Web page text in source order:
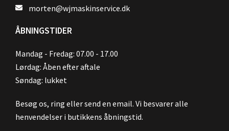
morten@wjmaskinservice.dk
ÅBNINGSTIDER
Mandag - Fredag: 07.00 - 17.00
Lørdag: Åben efter aftale
Søndag: lukket
Besøg os, ring eller send en email. Vi besvarer alle
henvendelser i butikkens åbningstid.